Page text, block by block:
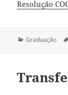
Resolução
Categorias
Graduação